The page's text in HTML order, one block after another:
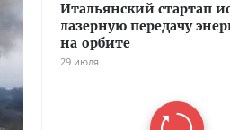
Итальянский стартап
лазерную передачу
на орбите
29 июля